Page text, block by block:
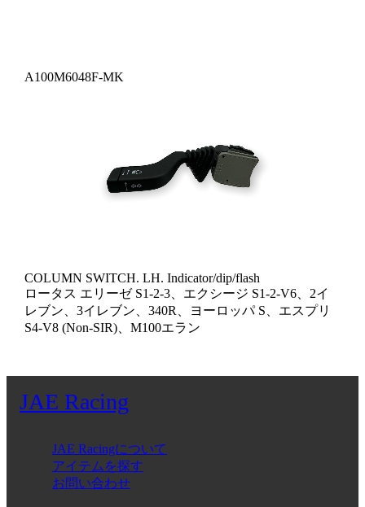
A100M6048F-MK
COLUMN SWITCH. LH. Indicator/dip/flash
ロータス エリーゼ S1-2-3、エクシージ S1-2-V6、2イ
レブン、3イレブン、340R、ヨーロッパ S、エスプリ
S4-V8 (Non-SIR)、M100エラン
JAE Racing
JAE Racingについて
アイテムを探す
お問い合わせ